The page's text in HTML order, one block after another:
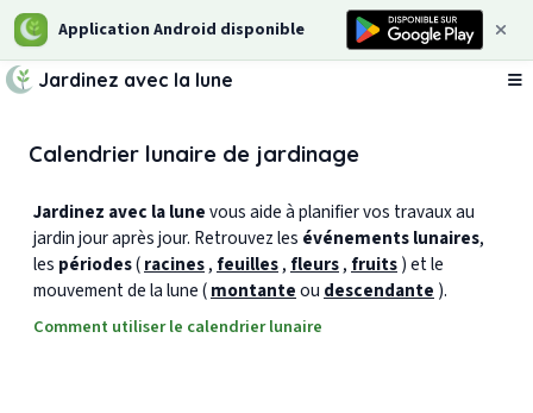
Application Android disponible
Jardinez avec la lune
Calendrier lunaire de jardinage
Jardinez avec la lunevous aide à planifier vos travaux au
jardin jour après jour. Retrouvez les événements lunaires,
les périodes(racines, feuilles, fleurs, fruits) et le
mouvement de la lune (montanteou descendante ).
Comment utiliser le calendrier lunaire